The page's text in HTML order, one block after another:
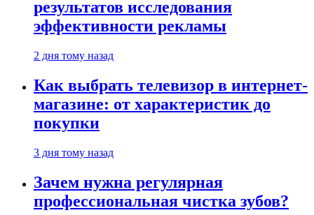
результатов исследования
эффективности рекламы
2 дня тому назад
Как выбрать телевизор в интернет-
магазине: от характеристик до
покупки
3 дня тому назад
Зачем нужна регулярная
профессиональная чистка зубов?